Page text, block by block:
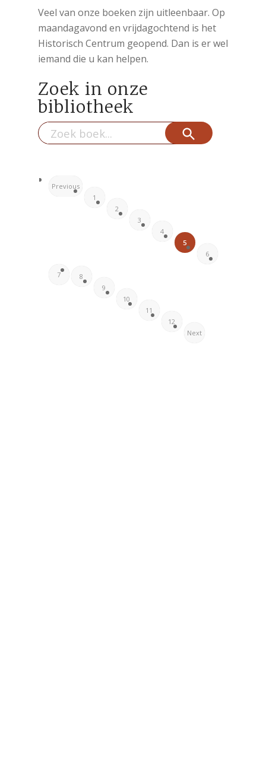
Veel van onze boeken zijn uitleenbaar. Op
maandagavond en vrijdagochtend is het
Historisch Centrum geopend. Dan is er wel
iemand die u kan helpen.
Zoek in onze
bibliotheek
Zoek
naar:
Zoekknop
Previous
1
2
3
4
5
6
7
8
9
10
11
12
Next